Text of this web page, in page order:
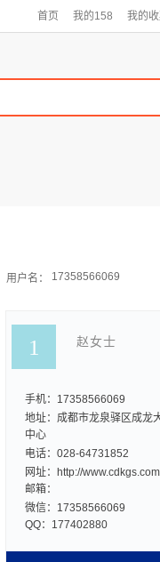
首页 我的158 我的
用户名： 17358566069
赵女士
手机：17358566069
地址：成都市龙泉驿区成龙
中心
电话：028-64731852
网址：http://
邮箱：
微信：17358566069
QQ：177402880